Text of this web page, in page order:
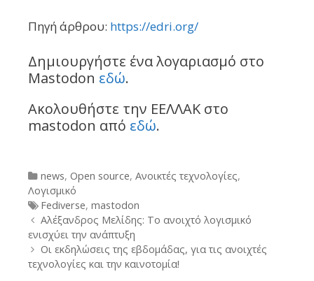
Πηγή άρθρου: https://edri.org/
Δημιουργήστε ένα λογαριασμό στο
Mastodon εδώ.
Ακολουθήστε την ΕΕΛΛΑΚ στο
mastodon από εδώ.
Categories
news, Open source, Ανοικτές τεχνολογίες,
Λογισμικό
Tags
Fediverse, mastodon
Post
navigation
Αλέξανδρος Μελίδης: Το ανοιχτό λογισμικό
ενισχύει την ανάπτυξη
Οι εκδηλώσεις της εβδομάδας, για τις ανοιχτές
τεχνολογίες και την καινοτομία!